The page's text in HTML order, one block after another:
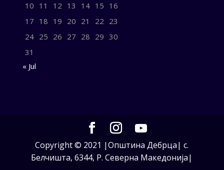
10 11 12 13 14 15 16
17 18 19 20 21 22 23
24 25 26 27 28 29 30
31
« Jul
Copyright © 2021 |Општина Дебрца| с.
Белчишта, 6344, Р. Северна Македонија|